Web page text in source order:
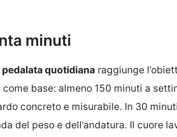
minuti
pedalata quotidiana raggiunge
base: almeno 150 minuti a
concreto e misurabile. In 30
del peso e dell’andatura. Il cuore